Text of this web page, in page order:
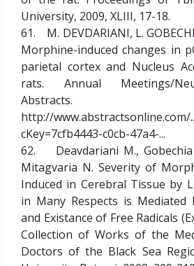
University, 2009, XLIII, 17-18.
61. M. DEVDARIANI, L.
Morphine-induced changes in
parietal cortex and Nucleus
rats. Annual Meetings/
Abstracts.
http://www.abstractsonline.com/
cKey=7cfb4443-c0cb-47a4-...
62. Deavdariani M., Gobechia
Mitagvaria N. Severity of
Induced in Cerebral Tissue by
in Many Respects is Mediated
and Existance of Free Radicals
Collection of Works of the
Doctors of the Black Sea